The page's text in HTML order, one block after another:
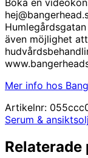
även möjlighet
Mer info hos
Artikelnr:
Serum &